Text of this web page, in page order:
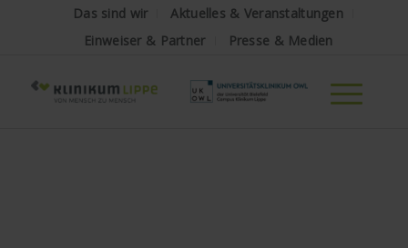
Das sind wir
Aktuelles & Veranstaltungen
Einweiser & Partner
Presse & Medien